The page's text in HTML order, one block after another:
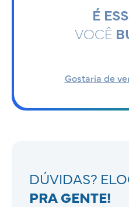
É
VOCÊ
Gostaria de
DÚVIDAS?
PRA GENTE!